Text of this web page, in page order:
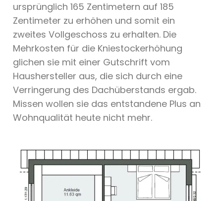
ursprünglich 165 Zentimetern auf 185
Zentimeter zu erhöhen und somit ein
zweites Vollgeschoss zu erhalten. Die
Mehrkosten für die Kniestockerhöhung
glichen sie mit einer Gutschrift vom
Haushersteller aus, die sich durch eine
Verringerung des Dachüberstands ergab.
Missen wollen sie das entstandene Plus an
Wohnqualität heute nicht mehr.